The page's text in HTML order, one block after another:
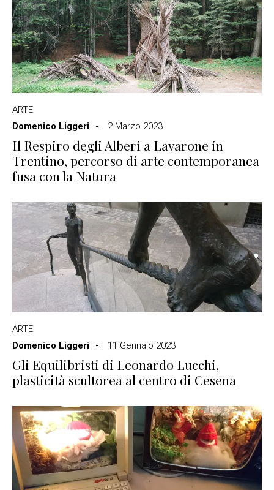
ARTE
Domenico Liggeri
2 Marzo 2023
Il Respiro degli Alberi a Lavarone in
Trentino, percorso di arte contemporanea
fusa con la Natura
ARTE
Domenico Liggeri
11 Gennaio 2023
Gli Equilibristi di Leonardo Lucchi,
plasticità scultorea al centro di Cesena